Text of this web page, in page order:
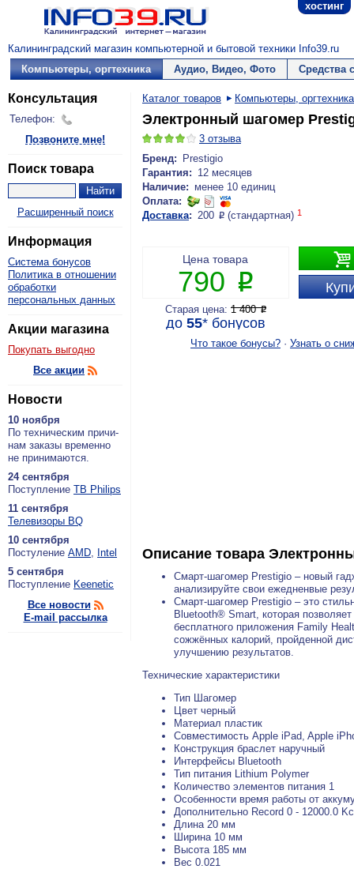
хостинг
Калининградский магазин компьютерной и бытовой техники Info39.ru
Компьютеры, оргтехника
Аудио, Видео, Фото Средства
Консультация
Телефон:
Позвоните мне!
Поиск товара
Расширенный поиск
Информация
Система бонусов
Политика в отношении
обработки
персональных данных
Акции магазина
Покупать выгодно
Все акции
Новости
10 ноября
По тех­ни­че­ским при­чи­
нам за­ка­зы вре­мен­но
не при­ни­ма­ют­ся.
24 сентября
По­ступ­ле­ние ТВ Philips
11 сентября
Теле­ви­зо­ры BQ
10 сентября
По­сту­ле­ние AMD, Intel
5 сентября
По­ступ­ле­ние Keenetic
Все новости
E-mail рассылка
Каталог товаров Компьютеры, оргтехника
Электронный шагомер
3 отзыва
Бренд:
Prestigio
Гарантия: 12 месяцев
Наличие: менее 10 единиц
Оплата:
Доставка: 200 P(стандартная) 1

Цена товара
790 P
Старая цена: 1 400P
до 55*бонусов
Что такое бонусы? · Узнать о
Описание товара
Смарт-шагомер Prestigio – новый
анализируйте свои ежедненвые
Смарт-шагомер Prestigio – это
Bluetooth® Smart, которая
бесплатного приложения Family
сожжённых калорий, пройденной
улучшению результатов.
Технические характеристики
Тип Шагомер
Цвет черный
Материал пластик
Совместимость Apple iPad, Apple
Конструкция браслет наручный
Интерфейсы Bluetooth
Тип питания Lithium Polymer
Количество элементов питания 1
Особенности время работы от
Дополнительно Record 0 - 12000.0
Длина 20 мм
Ширина 10 мм
Высота 185 мм
Вес 0.021